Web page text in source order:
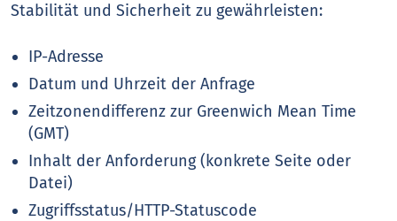
Stabilität und Sicherheit zu gewährleisten:
IP-Adresse
Datum und Uhrzeit der Anfrage
Zeitzonendifferenz zur Greenwich Mean Time
(GMT)
Inhalt der Anforderung (konkrete Seite oder
Datei)
Zugriffsstatus/HTTP-Statuscode